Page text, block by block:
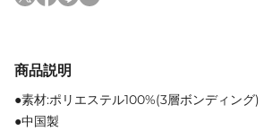
商品説明
●素材:ポリエステル100%(3層ボンディング)
●中国製